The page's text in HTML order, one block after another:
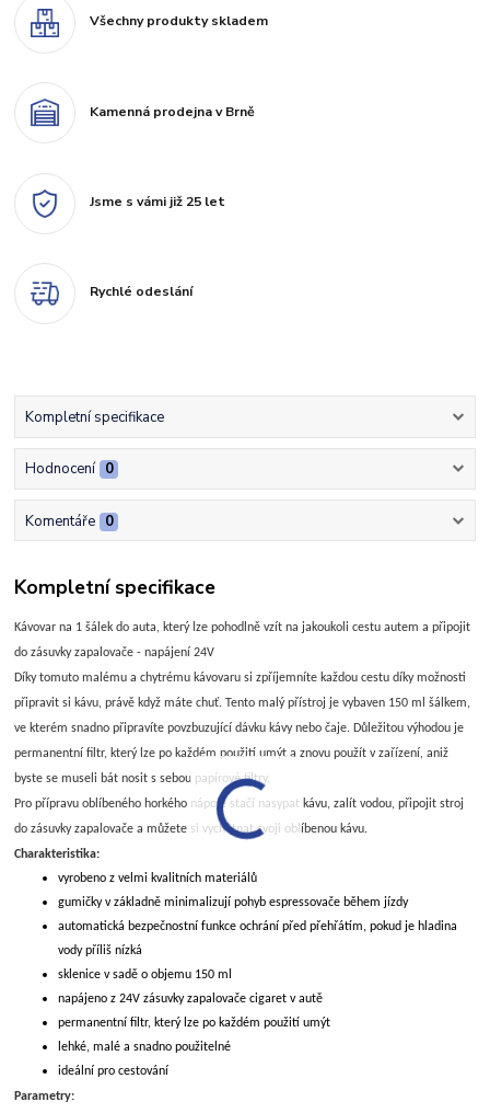
Všechny produkty skladem
Kamenná prodejna v Brně
Jsme s vámi již 25 let
Rychlé odeslání
Kompletní specifikace
Hodnocení 0
Komentáře 0
Kompletní specifikace
Kávovar na 1 šálek do auta, který lze pohodlně vzít na jakoukoli cestu autem a připojit
do zásuvky zapalovače - napájení 24V
Díky tomuto malému a chytrému kávovaru si zpříjemníte každou cestu díky možnosti
připravit si kávu, právě když máte chuť. Tento malý přístroj je vybaven 150 ml šálkem,
ve kterém snadno připravíte povzbuzující dávku kávy nebo čaje. Důležitou výhodou je
permanentní filtr, který lze po každém použití umýt a znovu použít v zařízení, aniž
byste se museli bát nosit s sebou papírové filtry.
Pro přípravu oblíbeného horkého nápoje stačí nasypat kávu, zalít vodou, připojit stroj
do zásuvky zapalovače a můžete si vychutnat svoji oblíbenou kávu.
Charakteristika:
vyrobeno z velmi kvalitních materiálů
gumičky v základně minimalizují pohyb espressovače během jízdy
automatická bezpečnostní funkce ochrání před přehřátím, pokud je hladina
vody příliš nízká
sklenice v sadě o objemu 150 ml
napájeno z 24V zásuvky zapalovače cigaret v autě
permanentní filtr, který lze po každém použití umýt
lehké, malé a snadno použitelné
ideální pro cestování
Parametry: